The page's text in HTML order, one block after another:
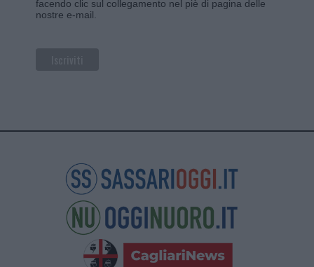
facendo clic sul collegamento nel piè di pagina delle
nostre e-mail.